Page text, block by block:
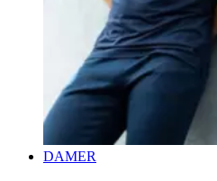
DAMER